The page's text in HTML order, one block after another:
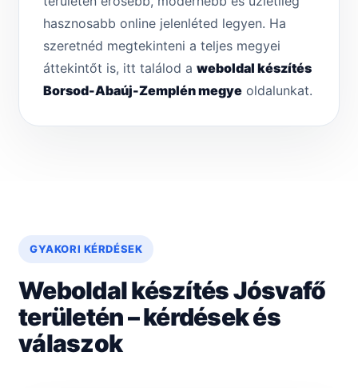
hasznosabb online jelenléted legyen. Ha
szeretnéd megtekinteni a teljes megyei
áttekintőt is, itt találod a weboldal készítés
Borsod-Abaúj-Zemplén megye oldalunkat.
GYAKORI KÉRDÉSEK
Weboldal készítés Jósvafő
területén – kérdések és
válaszok